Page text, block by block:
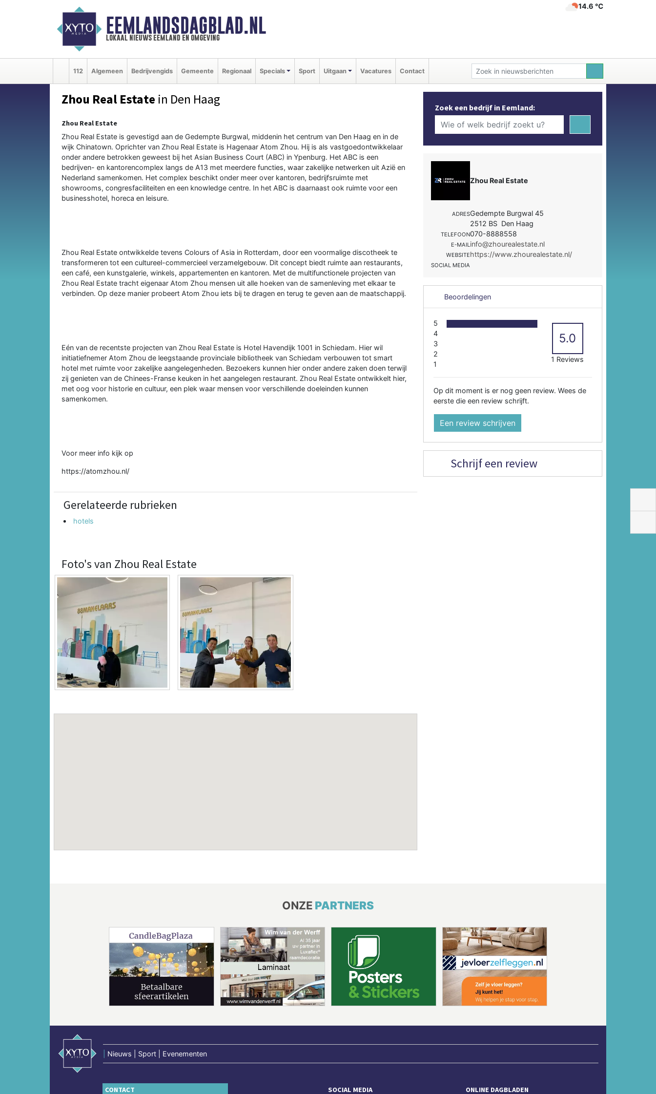
EEMLANDSDAGBLAD.NL
lokaal nieuws eemland en omgeving
14.6 ℃
112 Algemeen Bedrijvengids Gemeente Regionaal Specials Sport Uitgaan Vacatures Contact
Zhou Real Estate in Den Haag
Zhou Real Estate
Zhou Real Estate is gevestigd aan de Gedempte Burgwal, middenin het centrum van Den Haag en in de
wijk Chinatown. Oprichter van Zhou Real Estate is Hagenaar Atom Zhou. Hij is als vastgoedontwikkelaar
onder andere betrokken geweest bij het Asian Business Court (ABC) in Ypenburg. Het ABC is een
bedrijven- en kantorencomplex langs de A13 met meerdere functies, waar zakelijke netwerken uit Azië en
Nederland samenkomen. Het complex beschikt onder meer over kantoren, bedrijfsruimte met
showrooms, congresfaciliteiten en een knowledge centre. In het ABC is daarnaast ook ruimte voor een
businesshotel, horeca en leisure.
Zhou Real Estate ontwikkelde tevens Colours of Asia in Rotterdam, door een voormalige discotheek te
transformeren tot een cultureel-commercieel verzamelgebouw. Dit concept biedt ruimte aan restaurants,
een café, een kunstgalerie, winkels, appartementen en kantoren. Met de multifunctionele projecten van
Zhou Real Estate tracht eigenaar Atom Zhou mensen uit alle hoeken van de samenleving met elkaar te
verbinden. Op deze manier probeert Atom Zhou iets bij te dragen en terug te geven aan de maatschappij.
Eén van de recentste projecten van Zhou Real Estate is Hotel Havendijk 1001 in Schiedam. Hier wil
initiatiefnemer Atom Zhou de leegstaande provinciale bibliotheek van Schiedam verbouwen tot smart
hotel met ruimte voor zakelijke aangelegenheden. Bezoekers kunnen hier onder andere zaken doen terwijl
zij genieten van de Chinees-Franse keuken in het aangelegen restaurant. Zhou Real Estate ontwikkelt hier,
met oog voor historie en cultuur, een plek waar mensen voor verschillende doeleinden kunnen
samenkomen.
Voor meer info kijk op
https://atomzhou.nl/
Gerelateerde rubrieken
hotels
Foto's van Zhou Real Estate
Zoek een bedrijf in Eemland:
Zhou Real Estate
ADRESGedempte Burgwal 45
2512 BS Den Haag
TELEFOON070-8888558
E-MAILinfo@zhourealestate.nl
WEBSITEhttps://www.zhourealestate.nl/
SOCIAL MEDIA
Beoordelingen
5
4
3
2
1
5.0
1 Reviews
Op dit moment is er nog geen review. Wees de
eerste die een review schrijft.
Een review schrijven
Schrijf een review
ONZE PARTNERS
Nieuws | Sport | Evenementen
CONTACT SOCIAL MEDIA ONLINE DAGBLADEN